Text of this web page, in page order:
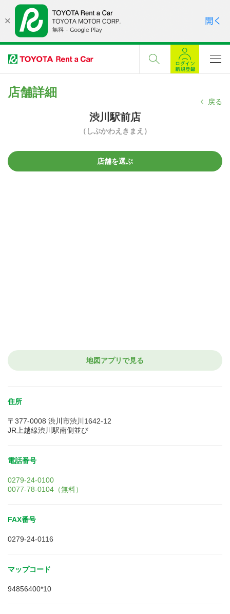
店舗詳細
戻る
渋川駅前店
（しぶかわえきまえ）
店舗を選ぶ
地図アプリで見る
住所
〒377-0008 渋川市渋川1642-12
JR上越線渋川駅南側並び
電話番号
0279-24-0100
0077-78-0104（無料）
FAX番号
0279-24-0116
マップコード
94856400*10